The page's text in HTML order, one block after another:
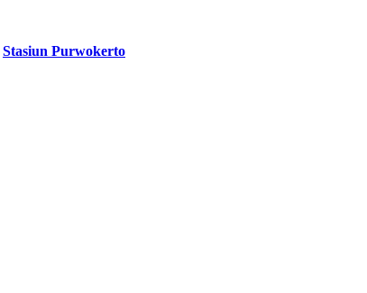
Stasiun Purwokerto